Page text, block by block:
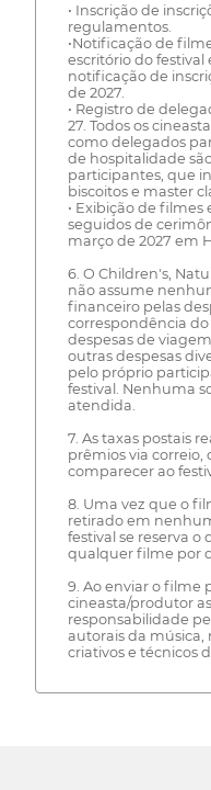
• Inscrição de
regulamentos.
•Notificação de
escritório do festival
notificação de
de 2027.
• Registro de
27. Todos os
como delegados
de hospitalidade
participantes, que
biscoitos e master
• Exibição de filmes
seguidos de
março de 2027 em
6. O Children's,
não assume
financeiro pelas
correspondência do
despesas de
outras despesas
pelo próprio
festival. Nenhuma
atendida.
7. As taxas postais
prêmios via correio,
comparecer ao
8. Uma vez que o
retirado em
festival se reserva
qualquer filme por
9. Ao enviar o filme
cineasta/produtor
responsabilidade
autorais da música,
criativos e técnicos